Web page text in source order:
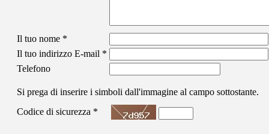
Il tuo nome *
Il tuo indirizzo E-mail *
Telefono
Si prega di inserire i simboli dall'immagine al campo sottostante.
Codice di sicurezza *